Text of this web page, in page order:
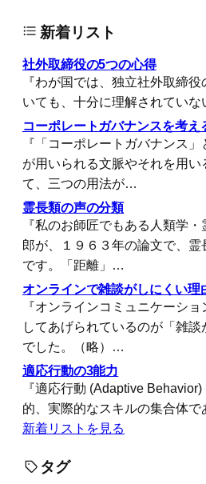
新着リスト
社外取締役の5つの心得
『わが国では、独立社外取締
いても、十分に理解されていな
コーポレートガバナンスを考え
『「コーポレートガバナンス
が用いられる文脈やそれを用い
て、三つの用法が…
霊長類の声の分類
『私のお師匠でもある人類学
郎が、１９６３年の論文で、
です。「距離」…
オンラインで雑談がしにくい理
『オンラインコミュニケーシ
してあげられているのが「雑
でした。（略）…
適応行動の3能力
『適応行動 (Adaptive
的、実際的なスキルの集合体
新着リストを見る
タグ